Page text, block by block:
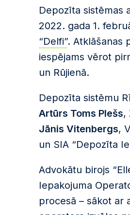
Depozīta sistēmas
2022. gada 1.
“Delfi”. Atklāšanas
iespējams vērot
un Rūjienā.
Depozīta sistēmu
Artūrs Toms Plešs,
Jānis Vitenbergs,
un SIA “Depozīta
Advokātu birojs
Iepakojuma
procesā – sākot ar